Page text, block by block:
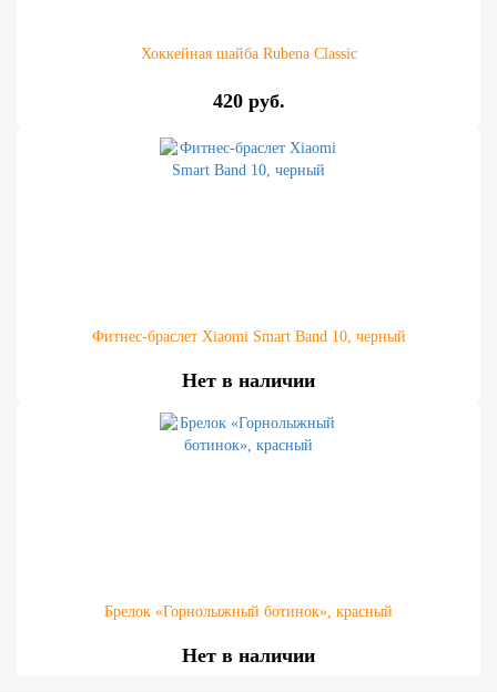
Хоккейная шайба Rubena Classic
420 руб.
Фитнес-браслет Xiaomi Smart Band 10, черный
Нет в наличии
Брелок «Горнолыжный ботинок», красный
Нет в наличии